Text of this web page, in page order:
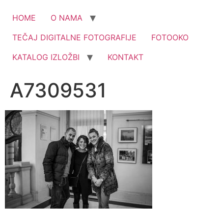
HOME
O NAMA
TEČAJ DIGITALNE FOTOGRAFIJE
FOTOOKO
KATALOG IZLOŽBI
KONTAKT
A7309531